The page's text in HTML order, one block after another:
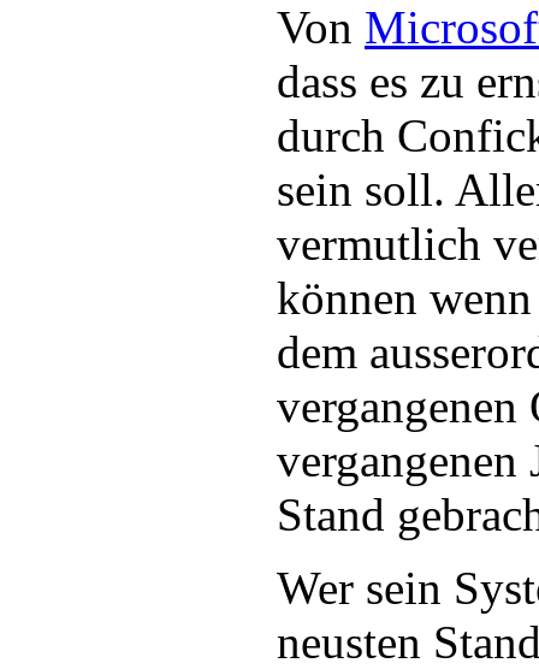
Von
dass es zu
durch
sein soll.
vermutlich
können
dem
vergangenen
vergangenen
Stand
Wer sein
neusten